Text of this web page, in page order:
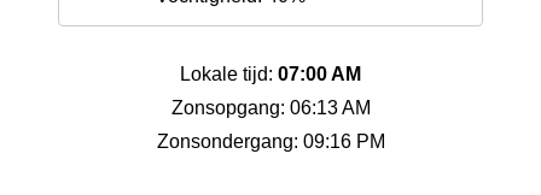
Lokale tijd: 07:00 AM
Zonsopgang: 06:13 AM
Zonsondergang: 09:16 PM